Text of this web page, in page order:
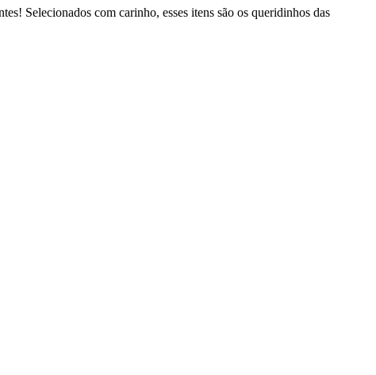
Selecionados com carinho, esses itens são os queridinhos das